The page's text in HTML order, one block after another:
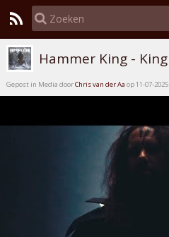
Hammer King -
Gepost in Media doorChris van der Aa op 11-07-2025